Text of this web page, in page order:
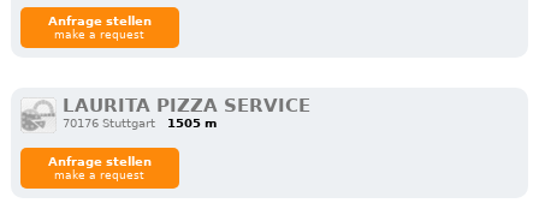
Anfrage stellen
make a request
LAURITA PIZZA SERVICE
70176 Stuttgart 1505 m
Anfrage stellen
make a request